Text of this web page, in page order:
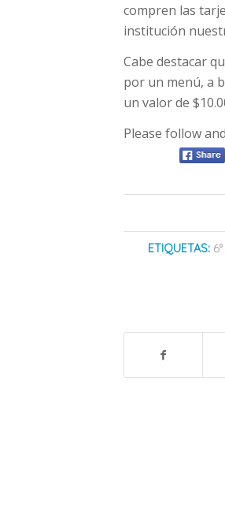
compren las
institución
Cabe destacar
por un menú, a
un valor de
Please follow
ETIQUETAS: